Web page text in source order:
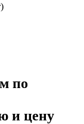
по
и цену